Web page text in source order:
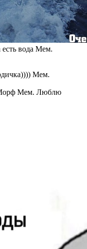
вода Мем.
Мем. Люблю